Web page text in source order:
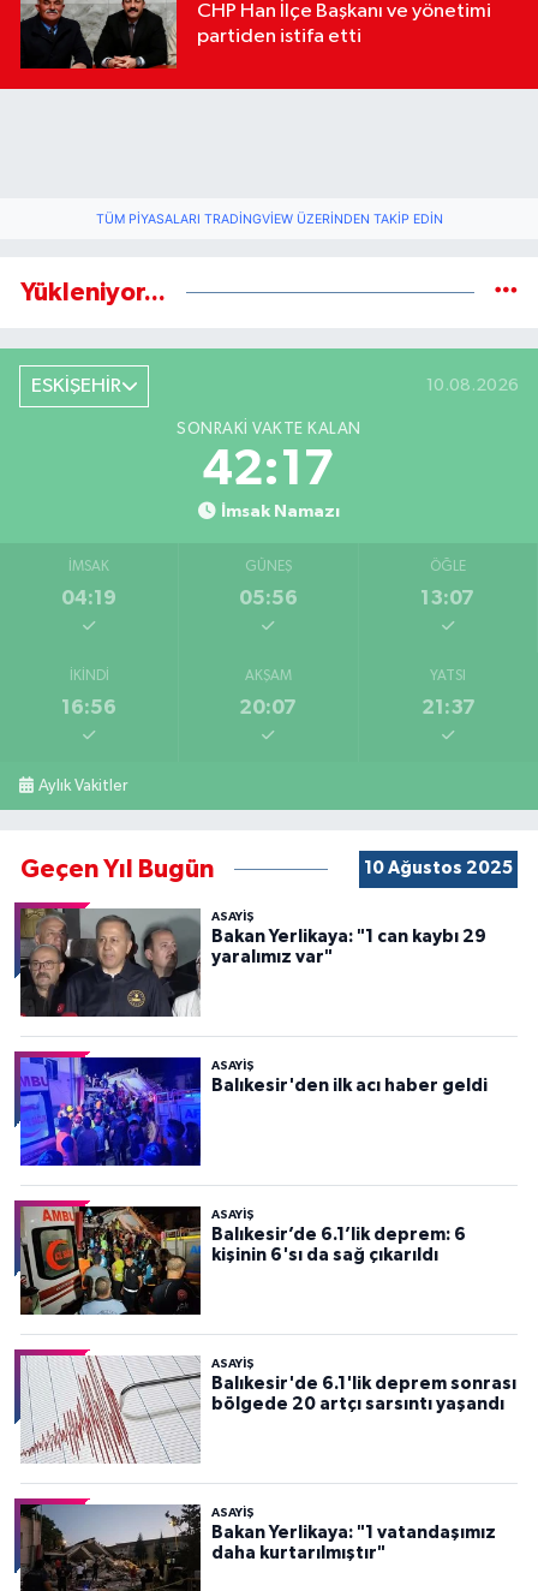
CHP Han İlçe Başkanı ve yönetimi
partiden istifa etti
TÜM PIYASALARI TRADINGVIEW ÜZERINDEN TAKIP EDIN
Yükleniyor...
ESKİŞEHİR 10.08.2026
SONRAKI VAKTE KALAN
42:16
İmsak Namazı
İMSAK
04:19
GÜNEŞ
05:56
ÖĞLE
13:07
İKINDI
16:56
AKŞAM
20:07
YATSI
21:37
Aylık Vakitler
Geçen Yıl Bugün 10 Ağustos 2025
ASAYİŞ
Bakan Yerlikaya: "1 can kaybı 29
yaralımız var"
ASAYİŞ
Balıkesir'den ilk acı haber geldi
ASAYİŞ
Balıkesir’de 6.1’lik deprem: 6
kişinin 6'sı da sağ çıkarıldı
ASAYİŞ
Balıkesir'de 6.1'lik deprem sonrası
bölgede 20 artçı sarsıntı yaşandı
ASAYİŞ
Bakan Yerlikaya: "1 vatandaşımız
daha kurtarılmıştır"